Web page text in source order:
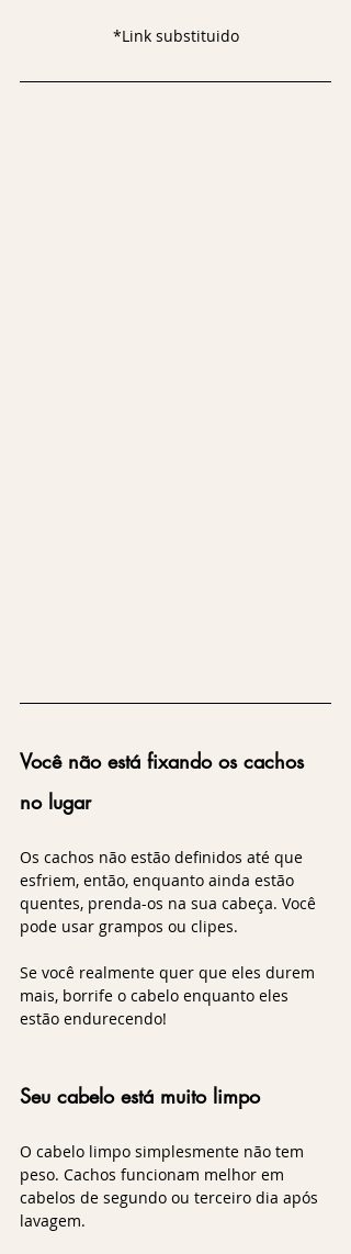
*Link substituido
Você não está fixando os cachos
no lugar
Os cachos não estão definidos até que
esfriem, então, enquanto ainda estão
quentes, prenda-os na sua cabeça. Você
pode usar grampos ou clipes.
Se você realmente quer que eles durem
mais, borrife o cabelo enquanto eles
estão endurecendo!
Seu cabelo está muito limpo
O cabelo limpo simplesmente não tem
peso. Cachos funcionam melhor em
cabelos de segundo ou terceiro dia após
lavagem.